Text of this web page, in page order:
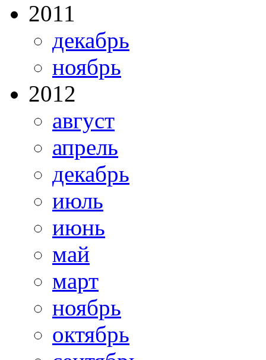
2011
декабрь
ноябрь
2012
август
апрель
декабрь
июль
июнь
май
март
ноябрь
октябрь